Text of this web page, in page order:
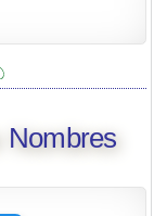
Nombres